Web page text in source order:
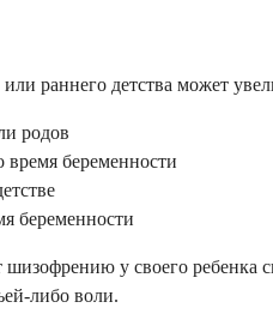
раннего детства может
родов
беременности
беременности
у своего ребенка
либо воли.